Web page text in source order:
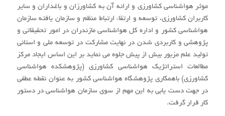
موثر هواشناسی کشاورزی و ارائه آن به کشاورزان و باغداران و سایر
کاربران کشاورزی، توسعه و ارتقاء ارتباط منظم و سازمان یافته سازمان
هواشناسی کشور و اداره کل هواشناسی مازندران در امور تحقیقاتی و
پژوهشی و کاربردی شدن در نهایت مشارکت در توسعه ملی و استانی
تولید علم مزبور بیش از پیش جلوه می نماید بر این اساس ایجاد مرکز
مطالعات استراتژیک هواشناسی کشاورزی (پژوهشکده هواشناسی
کشاورزی) باهمکاری پژوهشگاه هواشناسی کشور به عنوان نقطه عطفی
در جهت دست یابی به این مهم از سوی سازمان هواشناسی در دستور
کار قرار گرفت.